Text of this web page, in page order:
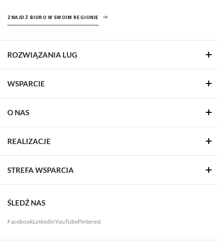
ZNAJDŹ BIURO W SWOIM REGIONIE
ROZWIĄZANIA LUG
WSPARCIE
O NAS
REALIZACJE
STREFA WSPARCIA
ŚLEDŹ NAS
FacebookLinkedinYouTubePinterest